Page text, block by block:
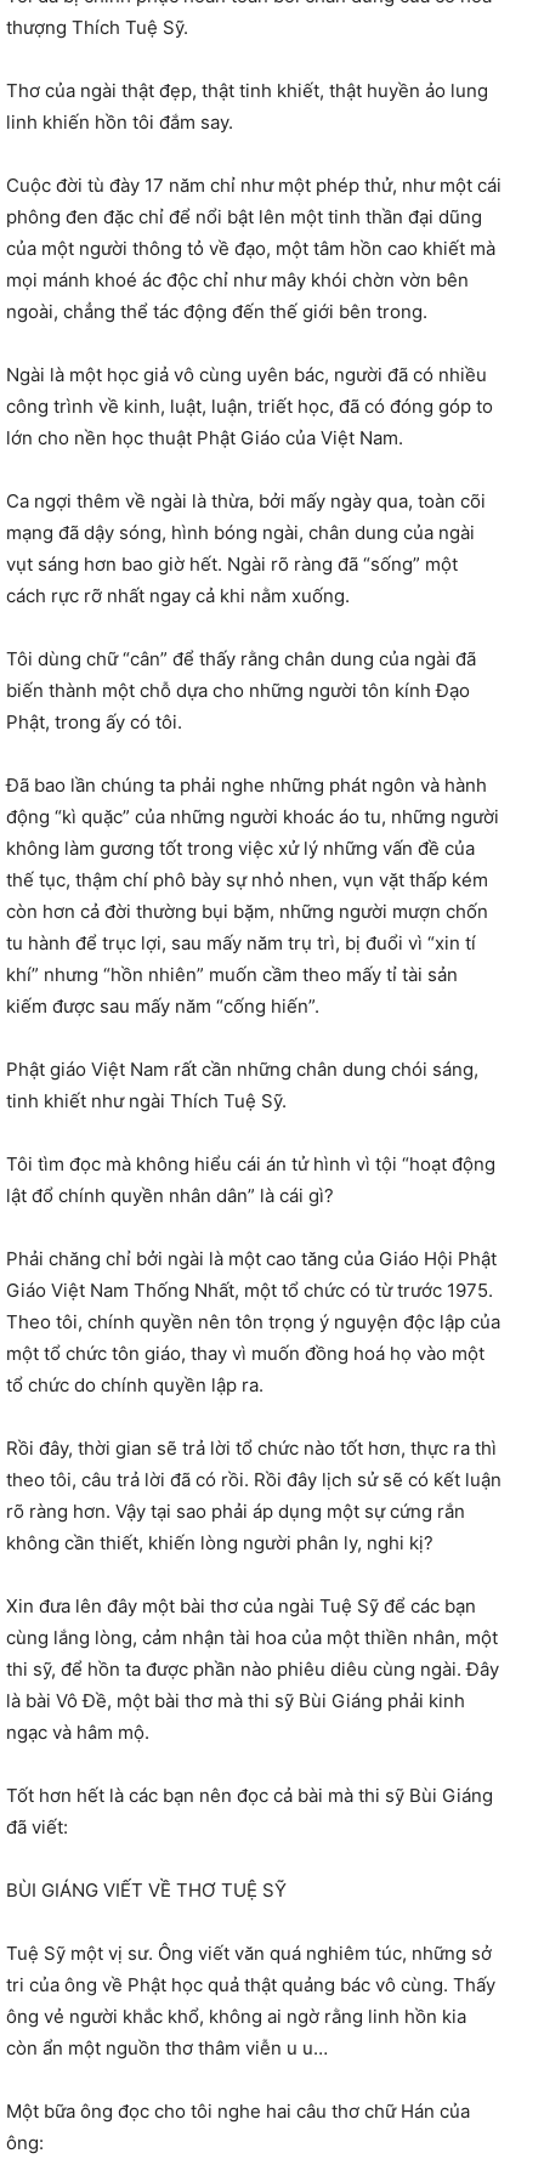
thượng Thích Tuệ Sỹ.
Thơ của ngài thật đẹp, thật tinh khiết, thật huyền ảo lung
linh khiến hồn tôi đắm say.
Cuộc đời tù đày 17 năm chỉ như một phép thử, như một cái
phông đen đặc chỉ để nổi bật lên một tinh thần đại dũng
của một người thông tỏ về đạo, một tâm hồn cao khiết mà
mọi mánh khoé ác độc chỉ như mây khói chờn vờn bên
ngoài, chẳng thể tác động đến thế giới bên trong.
Ngài là một học giả vô cùng uyên bác, người đã có nhiều
công trình về kinh, luật, luận, triết học, đã có đóng góp to
lớn cho nền học thuật Phật Giáo của Việt Nam.
Ca ngợi thêm về ngài là thừa, bởi mấy ngày qua, toàn cõi
mạng đã dậy sóng, hình bóng ngài, chân dung của ngài
vụt sáng hơn bao giờ hết. Ngài rõ ràng đã “sống” một
cách rực rỡ nhất ngay cả khi nằm xuống.
Tôi dùng chữ “cân” để thấy rằng chân dung của ngài đã
biến thành một chỗ dựa cho những người tôn kính Đạo
Phật, trong ấy có tôi.
Đã bao lần chúng ta phải nghe những phát ngôn và hành
động “kì quặc” của những người khoác áo tu, những người
không làm gương tốt trong việc xử lý những vấn đề của
thế tục, thậm chí phô bày sự nhỏ nhen, vụn vặt thấp kém
còn hơn cả đời thường bụi bặm, những người mượn chốn
tu hành để trục lợi, sau mấy năm trụ trì, bị đuổi vì “xin tí
khí” nhưng “hồn nhiên” muốn cầm theo mấy tỉ tài sản
kiếm được sau mấy năm “cống hiến”.
Phật giáo Việt Nam rất cần những chân dung chói sáng,
tinh khiết như ngài Thích Tuệ Sỹ.
Tôi tìm đọc mà không hiểu cái án tử hình vì tội “hoạt động
lật đổ chính quyền nhân dân” là cái gì?
Phải chăng chỉ bởi ngài là một cao tăng của Giáo Hội Phật
Giáo Việt Nam Thống Nhất, một tổ chức có từ trước 1975.
Theo tôi, chính quyền nên tôn trọng ý nguyện độc lập của
một tổ chức tôn giáo, thay vì muốn đồng hoá họ vào một
tổ chức do chính quyền lập ra.
Rồi đây, thời gian sẽ trả lời tổ chức nào tốt hơn, thực ra thì
theo tôi, câu trả lời đã có rồi. Rồi đây lịch sử sẽ có kết luận
rõ ràng hơn. Vậy tại sao phải áp dụng một sự cứng rắn
không cần thiết, khiến lòng người phân ly, nghi kị?
Xin đưa lên đây một bài thơ của ngài Tuệ Sỹ để các bạn
cùng lắng lòng, cảm nhận tài hoa của một thiền nhân, một
thi sỹ, để hồn ta được phần nào phiêu diêu cùng ngài. Đây
là bài Vô Đề, một bài thơ mà thi sỹ Bùi Giáng phải kinh
ngạc và hâm mộ.
Tốt hơn hết là các bạn nên đọc cả bài mà thi sỹ Bùi Giáng
đã viết:
BÙI GIÁNG VIẾT VỀ THƠ TUỆ SỸ
Tuệ Sỹ một vị sư. Ông viết văn quá nghiêm túc, những sở
tri của ông về Phật học quả thật quảng bác vô cùng. Thấy
ông vẻ người khắc khổ, không ai ngờ rằng linh hồn kia
còn ẩn một nguồn thơ thâm viễn u u…
Một bữa ông đọc cho tôi nghe hai câu thơ chữ Hán của
ông: